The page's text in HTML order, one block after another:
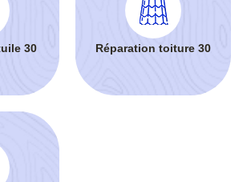
30 Réparation toiture 30